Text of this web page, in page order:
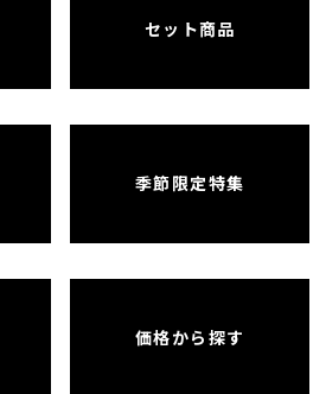
セット商品
季節限定特集
価格から探す